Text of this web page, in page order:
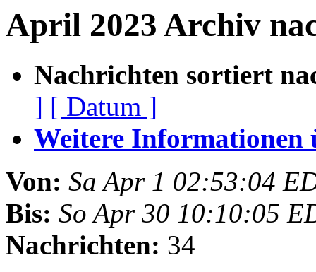
April 2023 Archiv
Nachrichten sortiert
] [ Datum ]
Weitere Informationen
Von: Sa Apr 1 02:53:04
Bis: So Apr 30 10:10:05
Nachrichten: 34